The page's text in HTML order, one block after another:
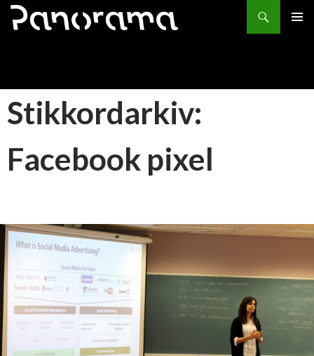
Søk
HOPP
Stikkordarkiv:
Facebook pixel